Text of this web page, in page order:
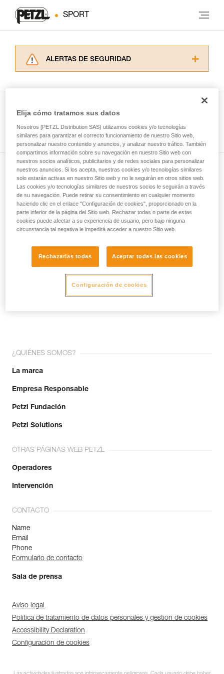
SPORT
ALERTAS DE SEGURIDAD
Dominar estas técnicas requiere una formación
y un entrenamiento específico. Confirme a
través de un profesional su capacidad para
ejecutar estas técnicas, solo y con total
seguridad, antes de ejecutarlas de forma
autónoma.
Damos ejemplos de técnicas relacionadas con
su actividad. Pueden existir otras que no
describimos aquí.
Ver todas las técnicas
Suscríbase al boletín
y mantente conectado con nuestras noticias
Email *
¡Únete a la comunidad!
¿QUIÉNES SOMOS?
La marca
Empresa Responsable
Petzl Fundación
Petzl Solutions
OTRAS PÁGINAS WEB PETZL
Operadores
Intervención
CONTACTO
Name
Email
Phone
Formulario de contacto
Sala de prensa
Aviso legal
Política de tratamiento de datos personales y gestión de cookies
Accessibility Declaration
Configuración de cookies
Elija cómo tratamos sus datos
Nosotros [PETZL Distribution SAS) utilizamos cookies y/o tecnologías
similares para garantizar el correcto funcionamiento de nuestro Sitio web,
personalizar nuestro contenido y anuncios, y analizar nuestro tráfico. También
compartimos información sobre su navegación en nuestro Sitio web con
nuestros socios analíticos, publicitarios y de redes sociales para personalizar
nuestros anuncios. Si los acepta, nuestras cookies y/o tecnologías similares
solo estarán activas en nuestro Sitio web y no le seguirán en otros sitios web.
Las cookies y/o tecnologías similares de nuestros socios le seguirán a través
de su navegación. Puede retirar su consentimiento en cualquier momento
haciendo clic en el enlace "Configuración de cookies", proporcionado en la
parte inferior de la página del Sitio web. Rechazar todas o parte de estas
cookies puede afectar a su experiencia de usuario, pero bajo ninguna
circunstancia tal negativa le impedirá acceder a nuestro Sitio web.
Rechazarlas todas Aceptar todas las cookies
Configuración de cookies